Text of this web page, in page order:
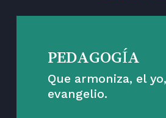
PEDAGOGÍA
Que armoniza, el
evangelio.